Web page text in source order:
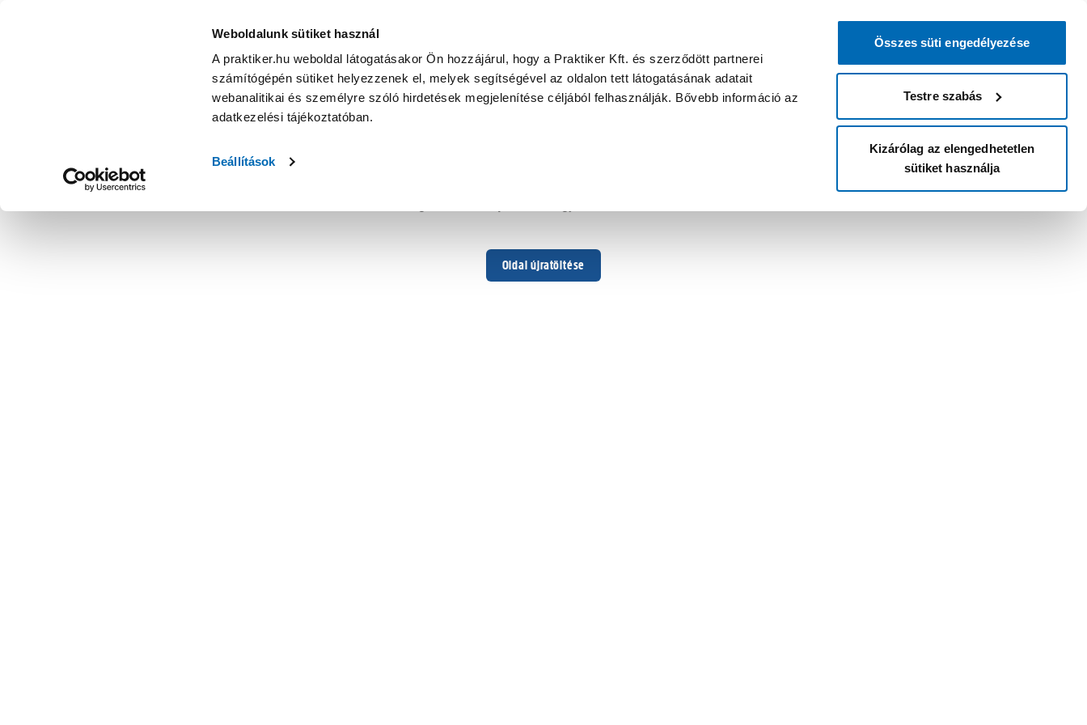
Weboldalunk sütiket használ
A praktiker.hu weboldal látogatásakor Ön hozzájárul, hogy a Praktiker Kft. és szerződött partnerei
számítógépén sütiket helyezzenek el, melyek segítségével az oldalon tett látogatásának adatait
webanalitikai és személyre szóló hirdetések megjelenítése céljából felhasználják. Bővebb információ az
adatkezelési tájékoztatóban.
Beállítások
Összes süti engedélyezése
Testre szabás
Kizárólag az elengedhetetlen
sütiket használja
Oldal újratöltése